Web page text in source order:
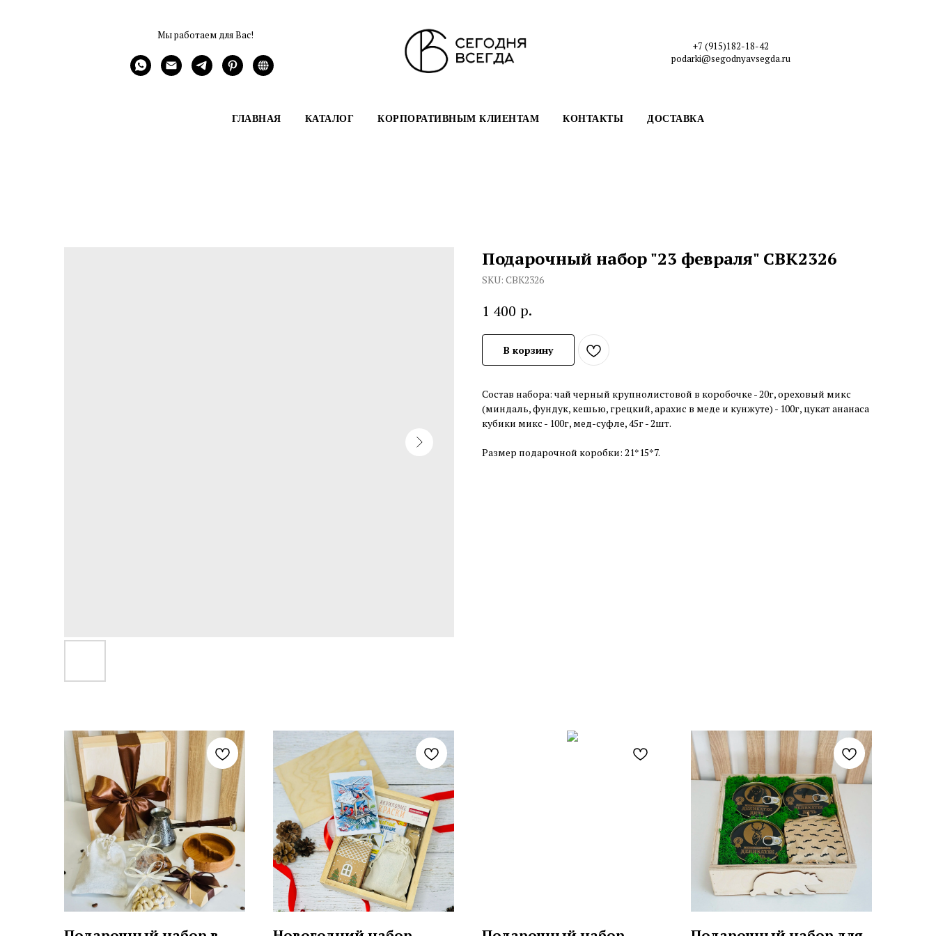
Мы работаем для Вас!
+7 (915)182-18-42
podarki@segodnyavsegda.ru
ГЛАВНАЯ КАТАЛОГ КОРПОРАТИВНЫМ КЛИЕНТАМ КОНТАКТЫ ДОСТАВКА
Подарочный набор "23 февраля" СВК2326
SKU: СВК2326
1 400 р.
В корзину
Состав набора: чай черный крупнолистовой в коробочке - 20г, ореховый микс
(миндаль, фундук, кешью, грецкий, арахис в меде и кунжуте) - 100г, цукат ананаса
кубики микс - 100г, мед-суфле, 45г - 2шт.
Размер подарочной коробки: 21*15*7.